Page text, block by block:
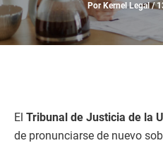
PorKernel Legal/
El Tribunal de Justicia de la
de pronunciarse de nuevo